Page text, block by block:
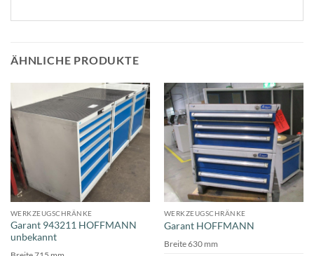
ÄHNLICHE PRODUKTE
WERKZEUGSCHRÄNKE
Garant 943211 HOFFMANN
unbekannt
WERKZEUGSCHRÄNKE
Garant HOFFMANN
Breite 630 mm